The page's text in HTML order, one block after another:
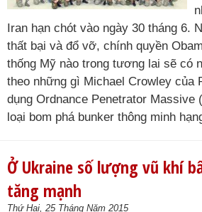
Iran hạn chót vào ngày 30 tháng 6.
thất bại và đổ vỡ, chính quyền
thống Mỹ nào trong tương lai sẽ có
theo những gì Michael Crowley của
dụng Ordnance Penetrator Massive
loại bom phá bunker thông minh
Ở Ukraine số lượng vũ khí
tăng mạnh
Thứ Hai, 25 Tháng Năm 2015